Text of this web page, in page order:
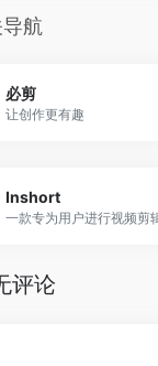
航
必剪
让创作更有趣
Inshort
评论